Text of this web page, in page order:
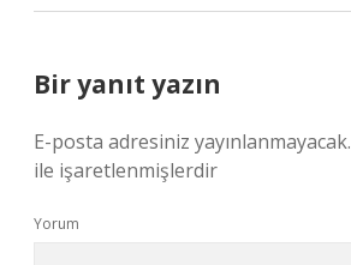
Bir yanıt yazın
E-posta adresiniz yayınlanmayacak.
ile işaretlenmişlerdir
Yorum